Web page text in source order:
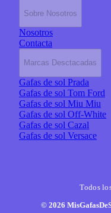
Sobre Nosotros
Nosotros
Contacta
Marcas Desctacadas
Gafas de sol Prada
Gafas de sol Tom Ford
Gafas de sol Miu Miu
Gafas de sol Off-White
Gafas de sol Cazal
Gafas de sol Versace
Todos
© 2026